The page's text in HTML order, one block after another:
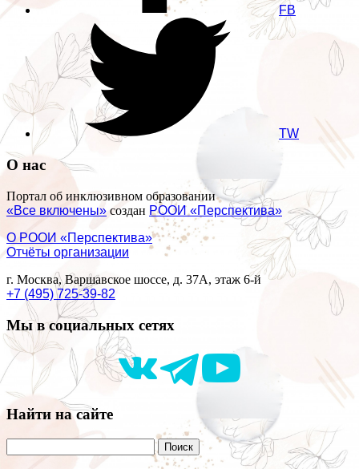
FB
TW
О нас
Портал об инклюзивном образовании
«Все включены» создан РООИ «Перспектива»
О РООИ «Перспектива»
Отчёты организации
г. Москва, Варшавское шоссе, д. 37А, этаж 6-й
+7 (495) 725-39-82
Мы в социальных сетях
Найти на сайте